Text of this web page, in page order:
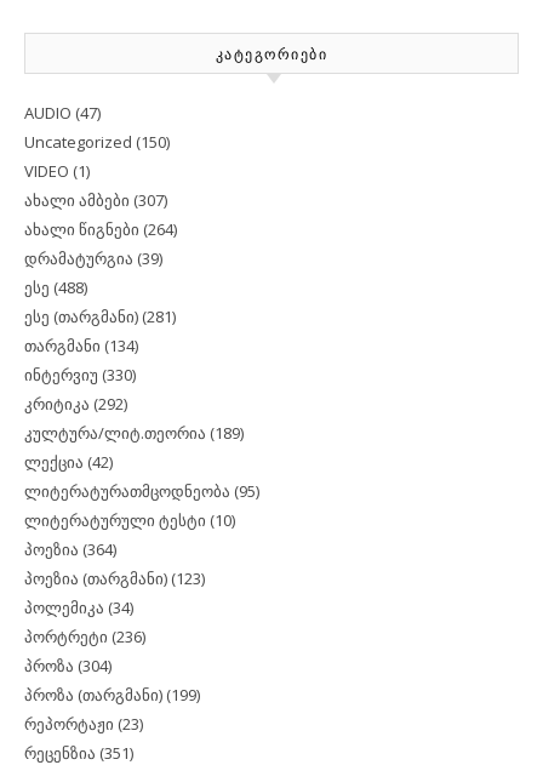
ᲙᲐᲢᲔᲒᲝᲠᲘᲔᲑᲘ
AUDIO (47)
Uncategorized (150)
VIDEO (1)
ახალი ამბები (307)
ახალი წიგნები (264)
დრამატურგია (39)
ესე (488)
ესე (თარგმანი) (281)
თარგმანი (134)
ინტერვიუ (330)
კრიტიკა (292)
კულტურა/ლიტ.თეორია (189)
ლექცია (42)
ლიტერატურათმცოდნეობა (95)
ლიტერატურული ტესტი (10)
პოეზია (364)
პოეზია (თარგმანი) (123)
პოლემიკა (34)
პორტრეტი (236)
პროზა (304)
პროზა (თარგმანი) (199)
რეპორტაჟი (23)
რეცენზია (351)